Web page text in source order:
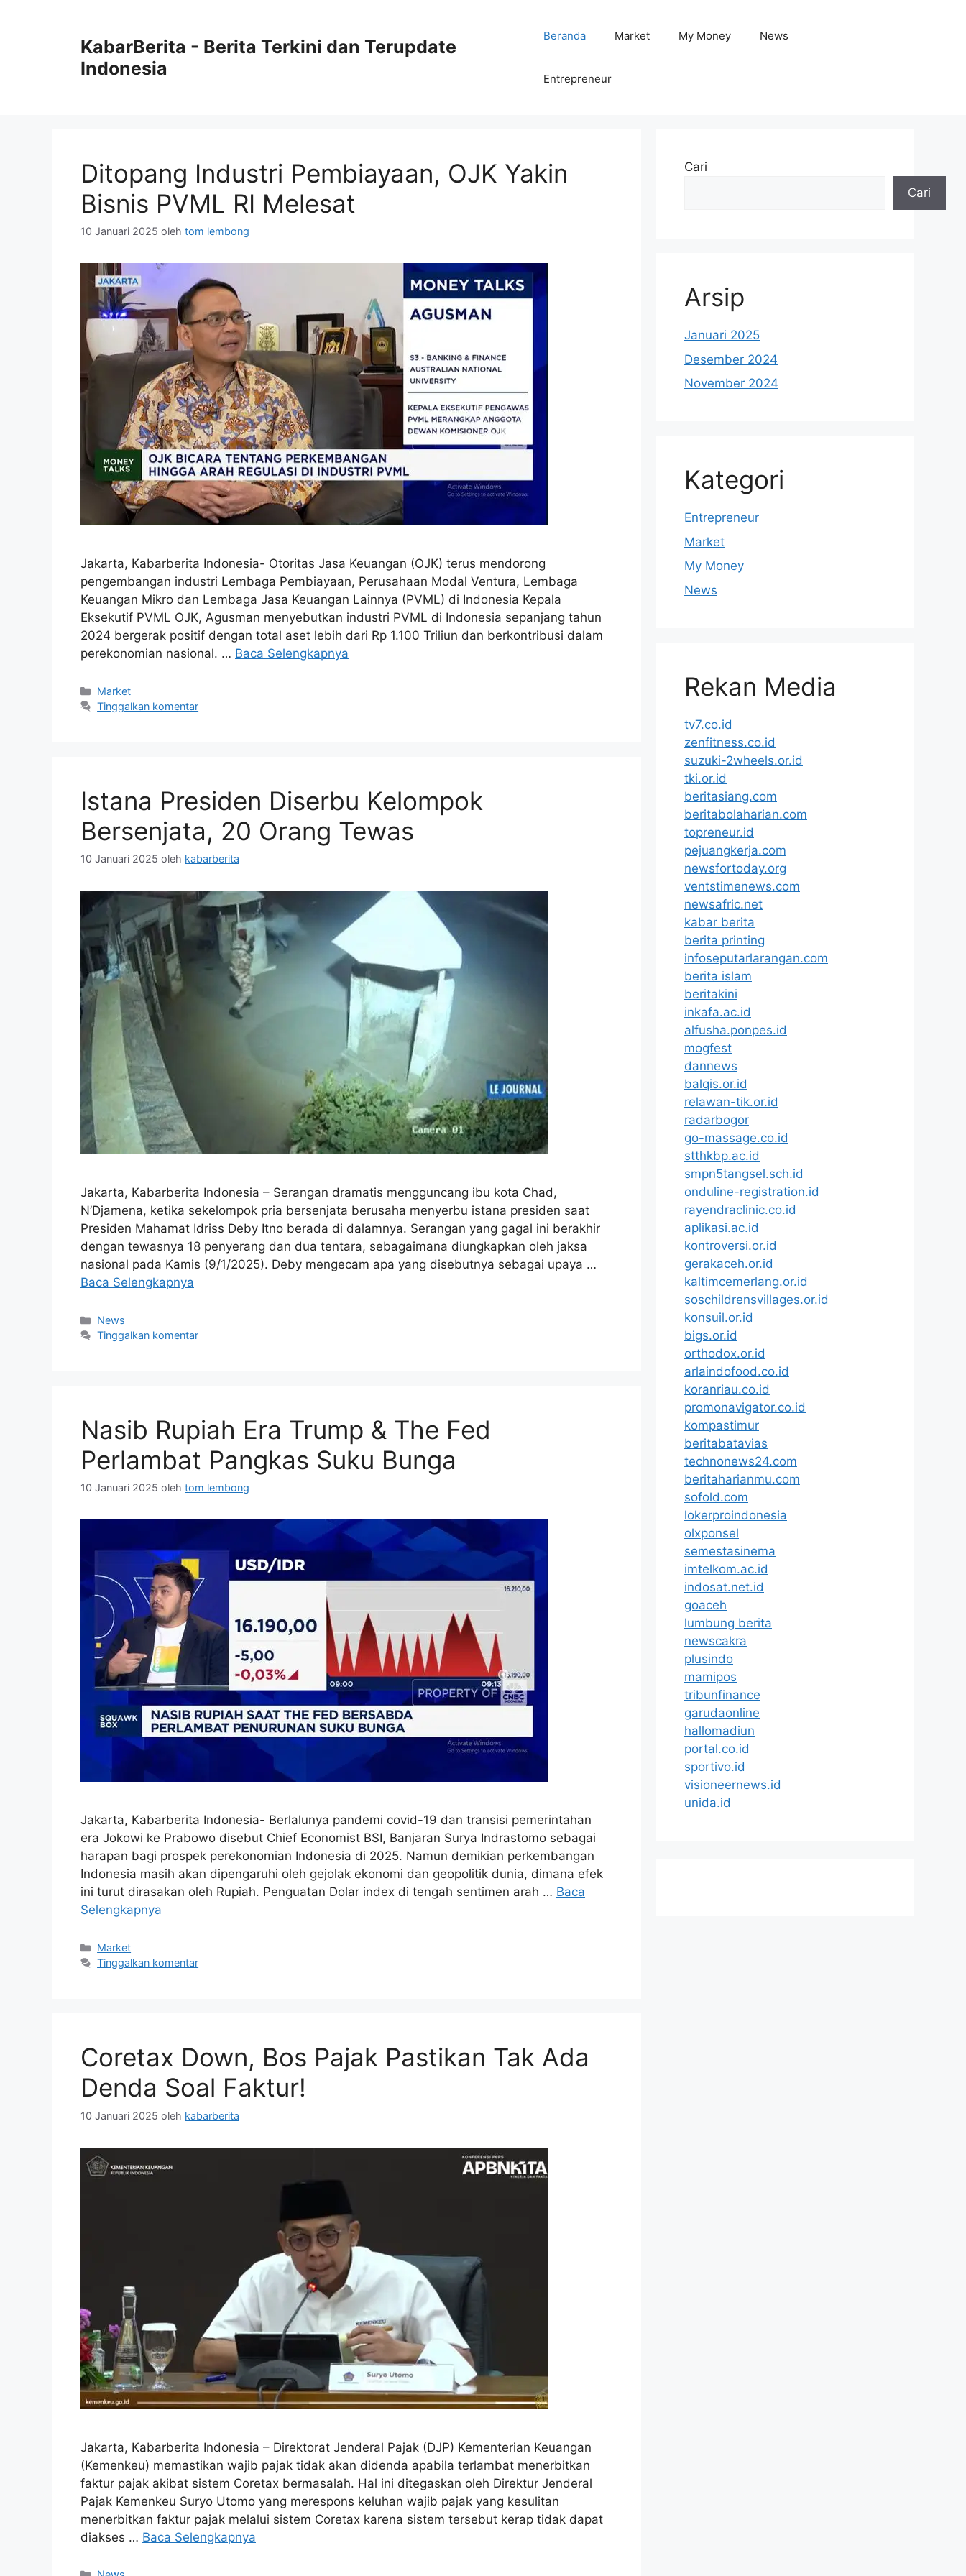
KabarBerita - Berita Terkini dan Terupdate
Indonesia
Beranda Market My Money News
Entrepreneur
Ditopang Industri Pembiayaan, OJK Yakin
Bisnis PVML RI Melesat
10 Januari 2025 oleh tom lembong
Jakarta, Kabarberita Indonesia- Otoritas Jasa Keuangan (OJK) terus mendorong
pengembangan industri Lembaga Pembiayaan, Perusahaan Modal Ventura, Lembaga
Keuangan Mikro dan Lembaga Jasa Keuangan Lainnya (PVML) di Indonesia Kepala
Eksekutif PVML OJK, Agusman menyebutkan industri PVML di Indonesia sepanjang tahun
2024 bergerak positif dengan total aset lebih dari Rp 1.100 Triliun dan berkontribusi dalam
perekonomian nasional. … Baca Selengkapnya
Kategori
Market
Tinggalkan komentar
Istana Presiden Diserbu Kelompok
Bersenjata, 20 Orang Tewas
10 Januari 2025 oleh kabarberita
Jakarta, Kabarberita Indonesia – Serangan dramatis mengguncang ibu kota Chad,
N’Djamena, ketika sekelompok pria bersenjata berusaha menyerbu istana presiden saat
Presiden Mahamat Idriss Deby Itno berada di dalamnya. Serangan yang gagal ini berakhir
dengan tewasnya 18 penyerang dan dua tentara, sebagaimana diungkapkan oleh jaksa
nasional pada Kamis (9/1/2025). Deby mengecam apa yang disebutnya sebagai upaya …
Baca Selengkapnya
Kategori
News
Tinggalkan komentar
Nasib Rupiah Era Trump & The Fed
Perlambat Pangkas Suku Bunga
10 Januari 2025 oleh tom lembong
Jakarta, Kabarberita Indonesia- Berlalunya pandemi covid-19 dan transisi pemerintahan
era Jokowi ke Prabowo disebut Chief Economist BSI, Banjaran Surya Indrastomo sebagai
harapan bagi prospek perekonomian Indonesia di 2025. Namun demikian perkembangan
Indonesia masih akan dipengaruhi oleh gejolak ekonomi dan geopolitik dunia, dimana efek
ini turut dirasakan oleh Rupiah. Penguatan Dolar index di tengah sentimen arah … Baca
Selengkapnya
Kategori
Market
Tinggalkan komentar
Coretax Down, Bos Pajak Pastikan Tak Ada
Denda Soal Faktur!
10 Januari 2025 oleh kabarberita
Jakarta, Kabarberita Indonesia – Direktorat Jenderal Pajak (DJP) Kementerian Keuangan
(Kemenkeu) memastikan wajib pajak tidak akan didenda apabila terlambat menerbitkan
faktur pajak akibat sistem Coretax bermasalah. Hal ini ditegaskan oleh Direktur Jenderal
Pajak Kemenkeu Suryo Utomo yang merespons keluhan wajib pajak yang kesulitan
menerbitkan faktur pajak melalui sistem Coretax karena sistem tersebut kerap tidak dapat
diakses … Baca Selengkapnya
Cari
Cari
Arsip
Januari 2025
Desember 2024
November 2024
Kategori
Entrepreneur
Market
My Money
News
Rekan Media
tv7.co.id
zenfitness.co.id
suzuki-2wheels.or.id
tki.or.id
beritasiang.com
beritabolaharian.com
topreneur.id
pejuangkerja.com
newsfortoday.org
ventstimenews.com
newsafric.net
kabar berita
berita printing
infoseputarlarangan.com
berita islam
beritakini
inkafa.ac.id
alfusha.ponpes.id
mogfest
dannews
balqis.or.id
relawan-tik.or.id
radarbogor
go-massage.co.id
stthkbp.ac.id
smpn5tangsel.sch.id
onduline-registration.id
rayendraclinic.co.id
aplikasi.ac.id
kontroversi.or.id
gerakaceh.or.id
kaltimcemerlang.or.id
soschildrensvillages.or.id
konsuil.or.id
bigs.or.id
orthodox.or.id
arlaindofood.co.id
koranriau.co.id
promonavigator.co.id
kompastimur
beritabatavias
technonews24.com
beritaharianmu.com
sofold.com
lokerproindonesia
olxponsel
semestasinema
imtelkom.ac.id
indosat.net.id
goaceh
lumbung berita
newscakra
plusindo
mamipos
tribunfinance
garudaonline
hallomadiun
portal.co.id
sportivo.id
visioneernews.id
unida.id